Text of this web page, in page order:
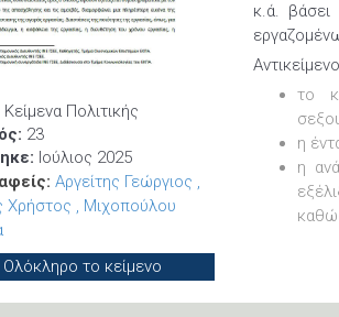
Κείμενα Πολιτικής
23
Ιούλιος 2025
Αργείτης Γεώργιος
Χρήστος
Μιχοπούλου
Ολόκληρο το κείμενο
κ.ά.
το
η
η